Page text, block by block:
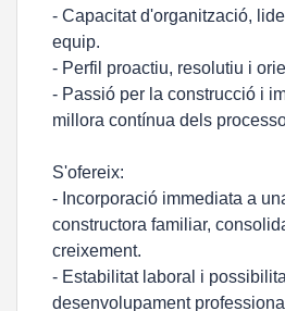
- Capacitat d'organització,
equip.
- Perfil proactiu, resolutiu i
- Passió per la construcció i
millora contínua dels
S'ofereix:
- Incorporació immediata a
constructora familiar,
creixement.
- Estabilitat laboral i
desenvolupament